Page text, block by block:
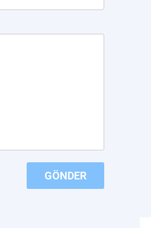
GÖNDER